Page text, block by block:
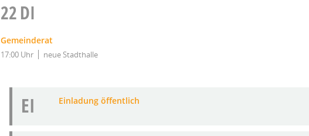
22DI
Gemeinderat
17:00 Uhr neue Stadthalle
EI Einladung öffentlich